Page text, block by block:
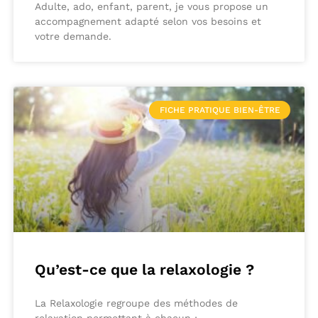
Adulte, ado, enfant, parent, je vous propose un
accompagnement adapté selon vos besoins et
votre demande.
FICHE PRATIQUE BIEN-ÊTRE
Qu’est-ce que la relaxologie ?
La Relaxologie regroupe des méthodes de